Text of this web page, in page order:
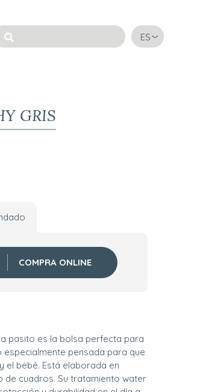
ES
GRIS
COMPRA ONLINE
pasito es la bolsa perfecta para
pensada para que
el bebé. Está elaborada en
de cuadros. Su tratamiento water